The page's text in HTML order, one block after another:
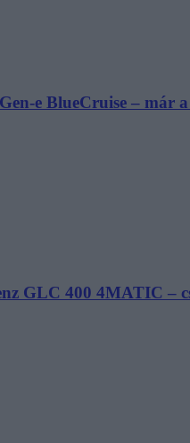
e BlueCruise – már
GLC 400 4MATIC –